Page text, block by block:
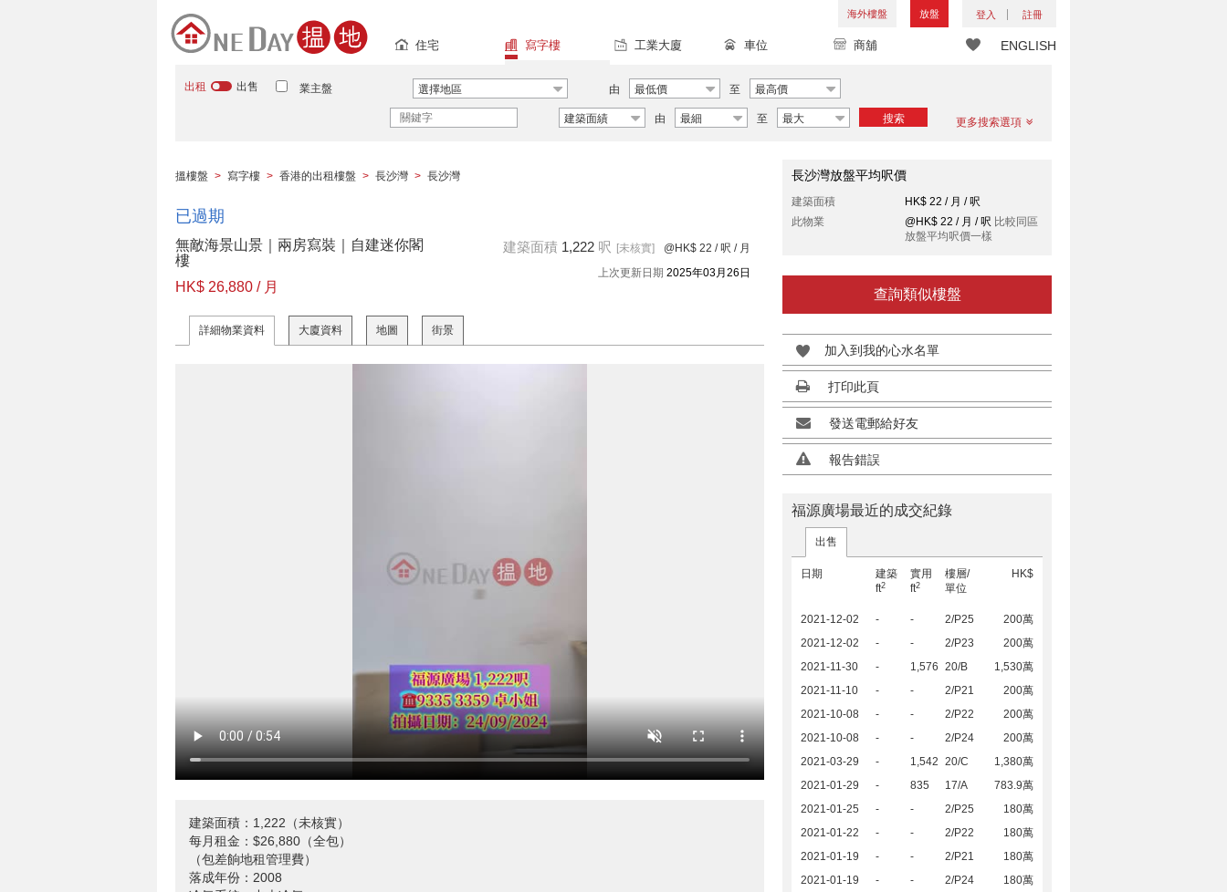
海外樓盤 放盤 登入 註冊
ENGLISH
住宅 寫字樓 工業大廈 車位 商舖
出租 出售 業主盤 選擇地區 由 最低價 至 最高價
建築面績 由 最細 至 最大 搜索 更多搜索選項
搵樓盤 > 寫字樓 > 香港的出租樓盤 > 長沙灣 > 長沙灣
已過期
無敵海景山景｜兩房寫裝｜自建迷你閣
樓
HK$ 26,880 / 月
建築面積 1,222 呎 [未核實] @HK$ 22 / 呎 / 月
上次更新日期 2025年03月26日
詳細物業資料 大廈資料 地圖 街景
建築面積：1,222（未核實）
每月租金：$26,880（全包）
（包差餉地租管理費）
落成年份：2008
長沙灣放盤平均呎價
建築面積
HK$ 22 / 月 / 呎
此物業
@HK$ 22 / 月 / 呎 比較同區
放盤平均呎價一樣
查詢類似樓盤
加入到我的心水名單
打印此頁
發送電郵給好友
報告錯誤
福源廣場最近的成交紀錄
出售
日期
建築
ft2
實用
ft2
樓層/
單位
HK$
2021-12-02 - - 2/P25
200萬
2021-12-02
- - 2/P23
200萬
2021-11-30
- 1,576 20/B
1,530萬
2021-11-10
- - 2/P21
200萬
2021-10-08
- - 2/P22
200萬
2021-10-08
- - 2/P24
200萬
2021-03-29
- 1,542 20/C
1,380萬
2021-01-29
- 835 17/A
783.9萬
2021-01-25
- - 2/P25
180萬
2021-01-22
- - 2/P22
180萬
2021-01-19
- - 2/P21
180萬
2021-01-19
- - 2/P24
180萬